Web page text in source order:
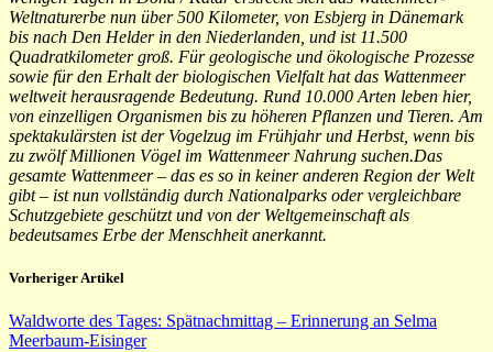
Weltnaturerbe nun über 500 Kilometer, von Esbjerg in Dänemark
bis nach Den Helder in den Niederlanden, und ist 11.500
Quadratkilometer groß. Für geologische und ökologische Prozesse
sowie für den Erhalt der biologischen Vielfalt hat das Wattenmeer
weltweit herausragende Bedeutung. Rund 10.000 Arten leben hier,
von einzelligen Organismen bis zu höheren Pflanzen und Tieren. Am
spektakulärsten ist der Vogelzug im Frühjahr und Herbst, wenn bis
zu zwölf Millionen Vögel im Wattenmeer Nahrung suchen.Das
gesamte Wattenmeer – das es so in keiner anderen Region der Welt
gibt – ist nun vollständig durch Nationalparks oder vergleichbare
Schutzgebiete geschützt und von der Weltgemeinschaft als
bedeutsames Erbe der Menschheit anerkannt.
Vorheriger Artikel
Waldworte des Tages: Spätnachmittag – Erinnerung an Selma
Meerbaum-Eisinger